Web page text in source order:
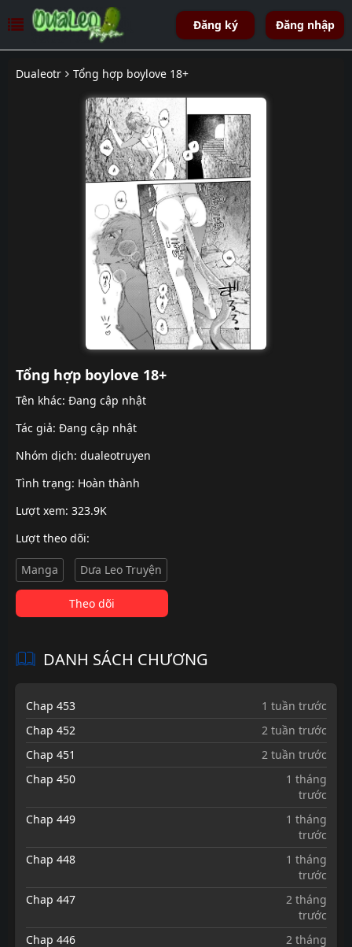
Đăng ký Đăng nhập
Dualeotr Tổng hợp boylove 18+
Tổng hợp boylove 18+
Tên khác: Đang cập nhật
Tác giả: Đang cập nhật
Nhóm dịch: dualeotruyen
Tình trạng: Hoàn thành
Lượt xem: 323.9K
Lượt theo dõi:
Manga Dưa Leo Truyện
Theo dõi
DANH SÁCH CHƯƠNG
Chap 453
1 tuần trước
Chap 452
2 tuần trước
Chap 451
2 tuần trước
Chap 450
1 tháng
trước
Chap 449
1 tháng
trước
Chap 448
1 tháng
trước
Chap 447
2 tháng
trước
Chap 446
2 tháng